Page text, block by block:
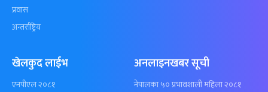
प्रवास
अन्तर्राष्ट्रिय
खेलकुद लाईभ
एनपीएल २०८१
अनलाइनखबर सूची
नेपालका ५० प्रभावशाली महिला २०८१